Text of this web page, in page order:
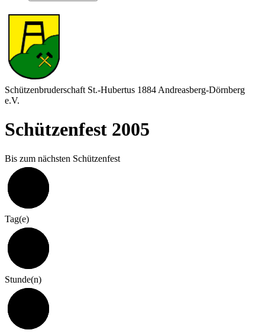
Schützenbruderschaft St.-Hubertus 1884 Andreasberg-Dörnberg
e.V.
Schützenfest 2005
Bis zum nächsten Schützenfest
Tag(e)
Stunde(n)